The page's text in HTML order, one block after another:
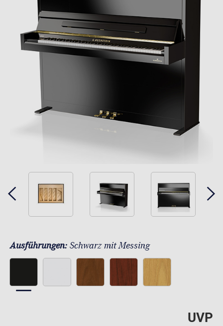
Ausführungen: Schwarz mit Messing
UVP